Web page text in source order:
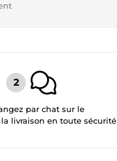
par chat sur le
la livraison en toute sécurité